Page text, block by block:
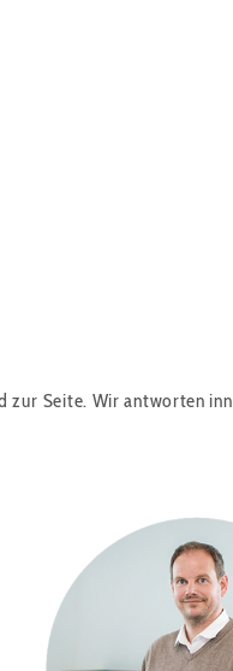
Seite. Wir antworten